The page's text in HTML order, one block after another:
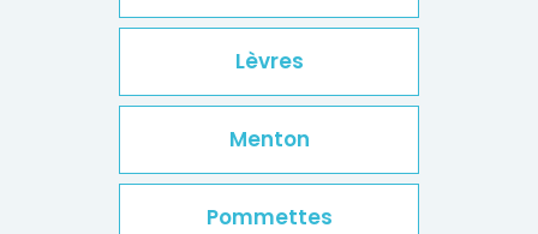
Lèvres
Menton
Pommettes